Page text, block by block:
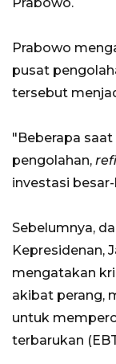
Prabowo.
Prabowo
pusat
tersebut
"Beberapa
pengolahan,
investasi
Sebelumnya,
Kepresidenan,
mengatakan
akibat perang,
untuk
terbarukan